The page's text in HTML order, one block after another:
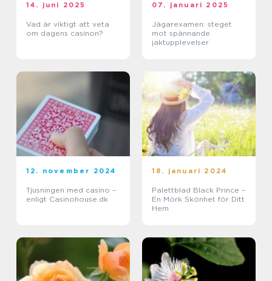
14. juni 2025
Vad är viktigt att veta
om dagens casinon?
07. januari 2025
Jägarexamen: steget
mot spännande
jaktupplevelser
12. november 2024
Tjusningen med casino –
enligt Casinohouse.dk
18. januari 2024
Palettblad Black Prince –
En Mörk Skönhet för Ditt
Hem